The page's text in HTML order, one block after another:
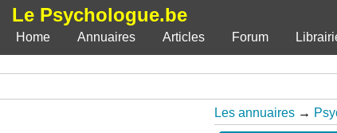
Le Psychologue.be
Home
Annuaires Articles Forum
Les annuaires →